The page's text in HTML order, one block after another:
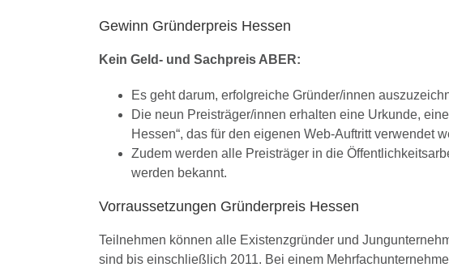
Gewinn Gründerpreis Hessen
Kein Geld- und Sachpreis ABER:
Es geht darum, erfolgreiche Gründer/innen
Die neun Preisträger/innen erhalten eine Urkunde,
Hessen“, das für den eigenen Web-Auftritt verwendet
Zudem werden alle Preisträger in die
werden bekannt.
Vorraussetzungen Gründerpreis Hessen
Teilnehmen können alle Existenzgründer und
sind bis einschließlich 2011. Bei einem